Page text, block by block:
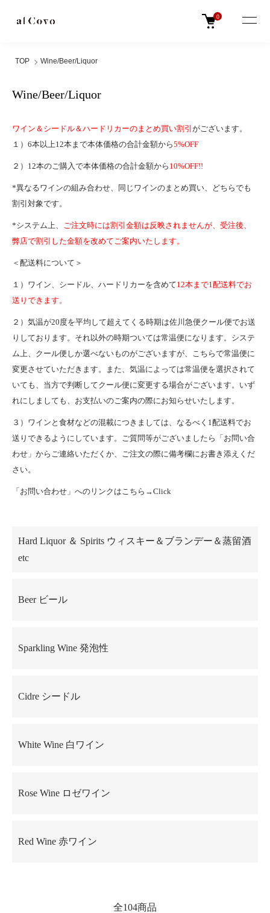
0
TOP Wine/Beer/Liquor
Wine/Beer/Liquor
ワイン＆シードル＆ハードリカーのまとめ買い割引 がございます。
１）6本以上12本まで本体価格の合計金額から5%OFF
２）12本のご購入で本体価格の合計金額から 10%OFF!!
*異なるワインの組み合わせ、同じワインのまとめ買い、どちらでも
割引対象です。
*システム上、 ご注文時には割引金額は反映されませんが、受注後、
弊店で割引した金額を改めてご案内いたします。
＜配送料について＞
１）ワイン、シードル、ハードリカーを含めて12本まで1配送料でお
送りできます。
２）気温が20度を平均して超えてくる時期は佐川急便クール便でお送
りしております。それ以外の時期ついては常温便になります。システ
ム上、クール便しか選べないものがございますが、こちらで常温便に
変更させていただきます。また、気温によっては常温便を選択されて
いても、当方で判断してクール便に変更する場合がございます。いず
れにしましても、お支払いのご案内の際にお知らせいたします。
３）ワインと食材などの混載につきましては、なるべく1配送料でお
送りできるようにしています。ご質問等がございましたら「お問い合
わせ」からご連絡いただくか、ご注文の際に備考欄にお書き添えくだ
さい。
「お問い合わせ」へのリンクはこちら→Click
Hard Liquor ＆ Spirits ウィスキー＆ブランデー＆蒸留酒
etc
Beer ビール
Sparkling Wine 発泡性
Cidre シードル
White Wine 白ワイン
Rose Wine ロゼワイン
Red Wine 赤ワイン
全104商品